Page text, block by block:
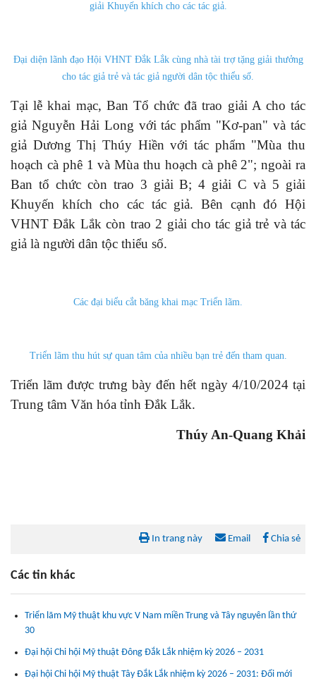
giải Khuyến khích cho các tác giả.
Đại diện lãnh đạo Hội VHNT Đắk Lắk cùng nhà tài trợ tặng giải thưởng
cho tác giả trẻ và tác giả người dân tộc thiểu số.
Tại lễ khai mạc, Ban Tổ chức đã trao giải A cho tác
giả Nguyễn Hải Long với tác phẩm "Kơ-pan" và tác
giả Dương Thị Thúy Hiền với tác phẩm "Mùa thu
hoạch cà phê 1 và Mùa thu hoạch cà phê 2"; ngoài ra
Ban tổ chức còn trao 3 giải B; 4 giải C và 5 giải
Khuyến khích cho các tác giả. Bên cạnh đó Hội
VHNT Đắk Lắk còn trao 2 giải cho tác giả trẻ và tác
giả là người dân tộc thiểu số.
Các đại biểu cắt băng khai mạc Triển lãm.
Triển lãm thu hút sự quan tâm của nhiều bạn trẻ đến tham quan.
Triển lãm được trưng bày đến hết ngày 4/10/2024 tại
Trung tâm Văn hóa tỉnh Đắk Lắk.
Thúy An-Quang Khải
In trang này Email Chia sẻ
Các tin khác
Triển lãm Mỹ thuật khu vực V Nam miền Trung và Tây nguyên lần thứ
30
Đại hội Chi hội Mỹ thuật Đông Đắk Lắk nhiệm kỳ 2026 – 2031
Đại hội Chi hội Mỹ thuật Tây Đắk Lắk nhiệm kỳ 2026 – 2031: Đổi mới